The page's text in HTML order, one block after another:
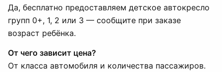
Да, бесплатно предоставляем детское автокресло
групп 0+, 1, 2 или 3 — сообщите при заказе
возраст ребёнка.
От чего зависит цена?
От класса автомобиля и количества пассажиров.